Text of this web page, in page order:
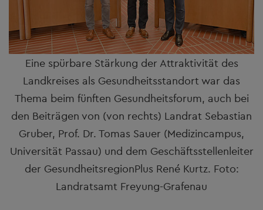
Eine spürbare Stärkung der Attraktivität des
Landkreises als Gesundheitsstandort war das
Thema beim fünften Gesundheitsforum, auch bei
den Beiträgen von (von rechts) Landrat Sebastian
Gruber, Prof. Dr. Tomas Sauer (Medizincampus,
Universität Passau) und dem Geschäftsstellenleiter
der GesundheitsregionPlus René Kurtz. Foto:
Landratsamt Freyung-Grafenau